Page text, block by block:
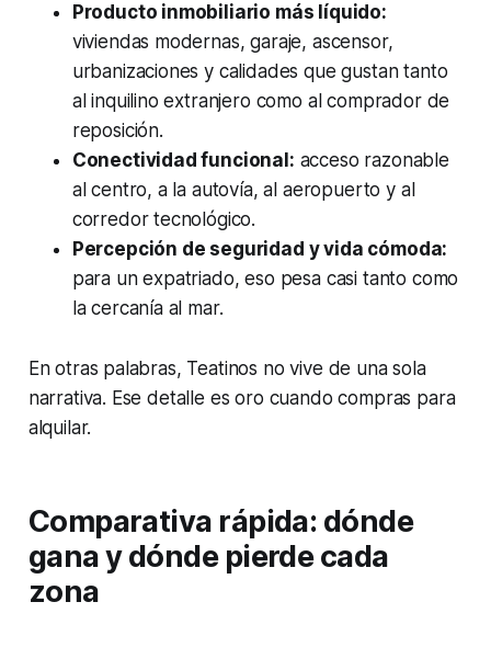
Producto inmobiliario más líquido:
viviendas modernas, garaje, ascensor,
urbanizaciones y calidades que gustan tanto
al inquilino extranjero como al comprador de
reposición.
Conectividad funcional: acceso razonable
al centro, a la autovía, al aeropuerto y al
corredor tecnológico.
Percepción de seguridad y vida cómoda:
para un expatriado, eso pesa casi tanto como
la cercanía al mar.
En otras palabras, Teatinos no vive de una sola
narrativa. Ese detalle es oro cuando compras para
alquilar.
Comparativa rápida: dónde
gana y dónde pierde cada
zona